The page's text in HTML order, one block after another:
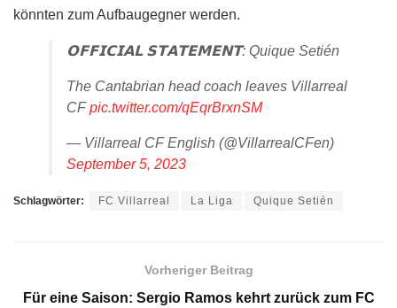
könnten zum Aufbaugegner werden.
𝗢𝗙𝗙𝗜𝗖𝗜𝗔𝗟 𝗦𝗧𝗔𝗧𝗘𝗠𝗘𝗡𝗧: Quique Setién
The Cantabrian head coach leaves Villarreal
CFpic.twitter.com/qEqrBrxnSM
— Villarreal CF English (@VillarrealCFen)
September 5, 2023
Schlagwörter: FC Villarreal La Liga Quique Setién
Vorheriger Beitrag
Für eine Saison: Sergio Ramos kehrt zurück zum FC